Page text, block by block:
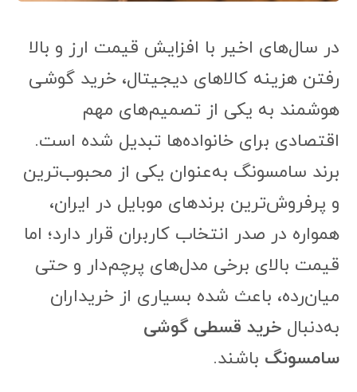
در سال‌های اخیر با افزایش قیمت ارز و بالا
رفتن هزینه کالاهای دیجیتال، خرید گوشی
هوشمند به یکی از تصمیم‌های مهم
اقتصادی برای خانواده‌ها تبدیل شده است.
برند سامسونگ به‌عنوان یکی از محبوب‌ترین
و پرفروش‌ترین برندهای موبایل در ایران،
همواره در صدر انتخاب کاربران قرار دارد؛ اما
قیمت بالای برخی مدل‌های پرچم‌دار و حتی
میان‌رده، باعث شده بسیاری از خریداران
به‌دنبالخرید قسطی گوشی
سامسونگ باشند.